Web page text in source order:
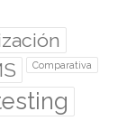
Comparativa